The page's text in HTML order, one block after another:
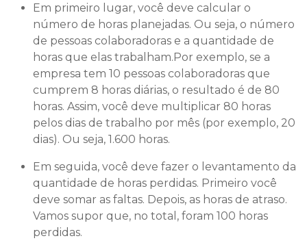
Em primeiro lugar, você deve calcular o
número de horas planejadas. Ou seja, o número
de pessoas colaboradoras e a quantidade de
horas que elas trabalham.Por exemplo, se a
empresa tem 10 pessoas colaboradoras que
cumprem 8 horas diárias, o resultado é de 80
horas. Assim, você deve multiplicar 80 horas
pelos dias de trabalho por mês (por exemplo, 20
dias). Ou seja, 1.600 horas.
Em seguida, você deve fazer o levantamento da
quantidade de horas perdidas. Primeiro você
deve somar as faltas. Depois, as horas de atraso.
Vamos supor que, no total, foram 100 horas
perdidas.